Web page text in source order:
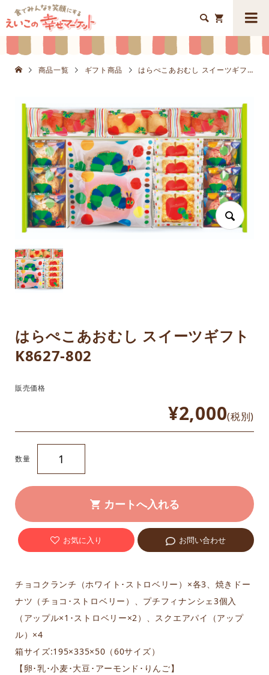


商品一覧 ギフト商品 はらぺこあおむし スイーツギフトK8627-802
はらぺこあおむし スイーツギフト
K8627-802
チョコクランチ（ホワイト･ストロベリー）×各3、焼きドー
ナツ（チョコ･ストロベリー）、プチフィナンシェ3個入
（アップル×1･ストロベリー×2）、スクエアパイ（アップ
ル）×4
箱サイズ:195×335×50（60サイズ）
【卵･乳･小麦･大豆･アーモンド･りんご】
販売価格
¥2,000(税別)
数量
お気に入り お問い合わせ